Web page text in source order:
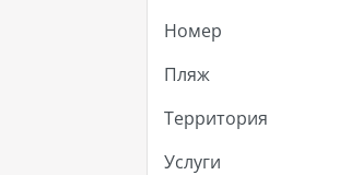
Номер
Пляж
Территория
Услуги